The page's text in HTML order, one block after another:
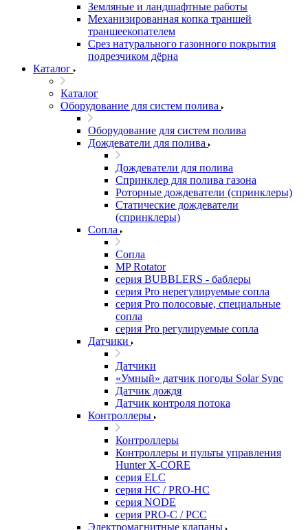
Земляные и ландшафтные работы
Механизированная копка траншей
траншеекопателем
Срез натурального газонного покрытия
подрезчиком дёрна
Каталог
Каталог
Оборудование для систем полива
Оборудование для систем полива
Дождеватели для полива
Дождеватели для полива
Cпринклер для полива газона
Роторные дождеватели (спринклеры)
Статические дождеватели
(спринклеры)
Сопла
Сопла
MP Rotator
серия BUBBLERS - баблеры
серия Pro нерегулируемые сопла
серия Pro полосовые, специальные
сопла
серия Pro регулируемые сопла
Датчики
Датчики
«Умный» датчик погоды Solar Sync
Датчик дождя
Датчик контроля потока
Контроллеры
Контроллеры
Контроллеры и пульты управления
Hunter X-CORE
серия ELC
серия HC / PRO-HC
серия NODE
серия PRO-C / PCC
Электромагнитные клапаны